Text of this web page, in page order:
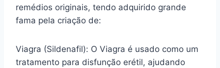
remédios originais, tendo adquirido grande
fama pela criação de:
Viagra (Sildenafil): O Viagra é usado como um
tratamento para disfunção erétil, ajudando